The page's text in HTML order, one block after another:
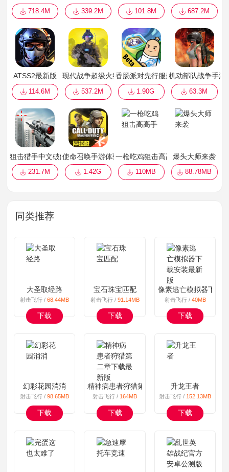
718.4M 339.2M 101.8M 687.2M
ATSS2最新版
114.6M
现代战争超级火线
537.2M
香肠派对先行服最新版2022
1.90G
机动部队战争手游
63.3M
狙击猎手中文破解版最新版
231.7M
使命召唤手游体验服正版
1.42G
一枪吃鸡狙击高高手
110MB
爆头大师来袭
88.78MB
同类推荐
大圣取经路
射击飞行 / 68.44MB
下载
宝石珠宝匹配
射击飞行 / 91.14MB
下载
像素逃亡模拟器下载
射击飞行 / 40MB
下载
幻彩花园消消
射击飞行 / 98.65MB
下载
精神病患者狩猎第二章下载最新版
射击飞行 /164MB
下载
升龙王者
射击飞行 /152.13MB
下载